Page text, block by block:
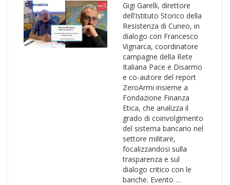
Gigi Garelli, direttore
dell’Istituto Storico della
Resistenza di Cuneo, in
dialogo con Francesco
Vignarca, coordinatore
campagne della Rete
Italiana Pace e Disarmo
e co-autore del report
ZeroArmi insieme a
Fondazione Finanza
Etica, che analizza il
grado di coinvolgimento
del sistema bancario nel
settore militare,
focalizzandosi sulla
trasparenza e sul
dialogo critico con le
banche. Evento …